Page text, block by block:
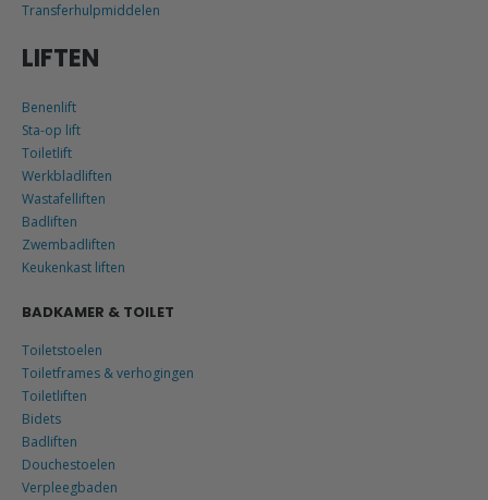
Transferhulpmiddelen
LIFTEN
Benenlift
Sta-op lift
Toiletlift
Werkbladliften
Wastafelliften
Badliften
Zwembadliften
Keukenkast liften
BADKAMER & TOILET
Toiletstoelen
Toiletframes & verhogingen
Toiletliften
Bidets
Badliften
Douchestoelen
Verpleegbaden